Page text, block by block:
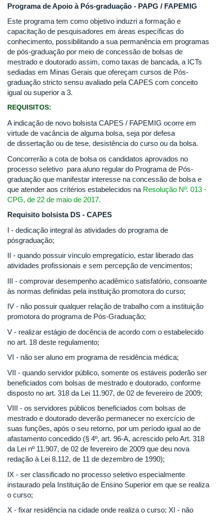
Programa de Apoio à Pós-graduação - PAPG / FAPEMIG
Este programa tem como objetivo induzri a formação e
capacitação de pesquisadores em áreas específicas do
conhecimento, possibilitando a sua permanência em programas
de pós-graduação por meio de concessão de bolsas de
mestrado e doutorado assim, como taxas de bancada, a ICTs
sediadas em Minas Gerais que ofereçam cursos de Pós-
graduação stricto sensu avaliado pela CAPES com conceito
igual ou superior a 3.
REQUISITOS:
A indicação de novo bolsista CAPES / FAPEMIG ocorre em
virtude de vacância de alguma bolsa, seja por defesa
de dissertação ou de tese, desistência do curso ou da bolsa.
Concorrerão a cota de bolsa os candidatos aprovados no
processo seletivo para aluno regular do Programa de Pós-
graduação que manifestar interesse na concessão de bolsa e
que atender aos crítérios estabelecidos na Resolução Nº. 013 -
CPG, de 22 de maio de 2017.
Requisito bolsista DS - CAPES
I - dedicação integral às atividades do programa de
pósgraduação;
II - quando possuir vínculo empregatício, estar liberado das
atividades profissionais e sem percepção de vencimentos;
III - comprovar desempenho acadêmico satisfatório, consoante
às normas definidas pela instituição promotora do curso;
IV - não possuir qualquer relação de trabalho com a instituição
promotora do programa de Pós-Graduação;
V - realizar estágio de docência de acordo com o estabelecido
no art. 18 deste regulamento;
VI - não ser aluno em programa de residência médica;
VII - quando servidor público, somente os estáveis poderão ser
beneficiados com bolsas de mestrado e doutorado, conforme
disposto no art. 318 da Lei 11.907, de 02 de fevereiro de 2009;
VIII - os servidores públicos beneficiados com bolsas de
mestrado e doutorado deverão permanecer no exercício de
suas funções, após o seu retorno, por um período igual ao de
afastamento concedido (§ 4º, art. 96-A, acrescido pelo Art. 318
da Lei nº 11.907, de 02 de fevereiro de 2009 que deu nova
redação à Lei 8.112, de 11 de dezembro de 1990);
IX - ser classificado no processo seletivo especialmente
instaurado pela Instituição de Ensino Superior em que se realiza
o curso;
X - fixar residência na cidade onde realiza o curso; XI - não